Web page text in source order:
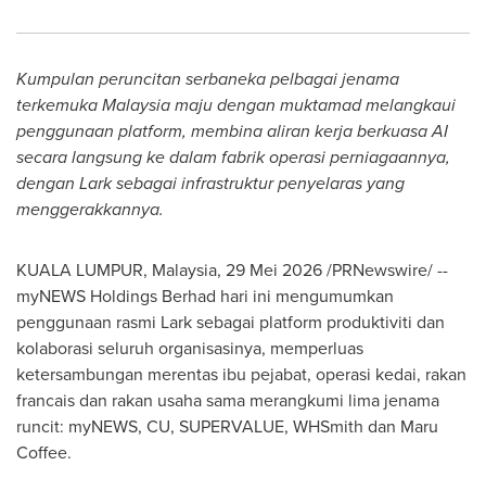
Kumpulan peruncitan serbaneka pelbagai jenama
terkemuka Malaysia maju dengan muktamad melangkaui
penggunaan platform, membina aliran kerja berkuasa AI
secara langsung ke dalam fabrik operasi perniagaannya,
dengan Lark sebagai infrastruktur penyelaras yang
menggerakkannya.
KUALA LUMPUR, Malaysia, 29 Mei 2026 /PRNewswire/ --
myNEWS Holdings Berhad hari ini mengumumkan
penggunaan rasmi Lark sebagai platform produktiviti dan
kolaborasi seluruh organisasinya, memperluas
ketersambungan merentas ibu pejabat, operasi kedai, rakan
francais dan rakan usaha sama merangkumi lima jenama
runcit: myNEWS, CU, SUPERVALUE, WHSmith dan Maru
Coffee.